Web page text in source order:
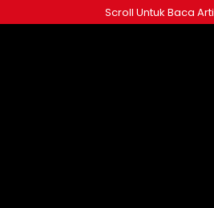
ke
Scroll Untuk Baca